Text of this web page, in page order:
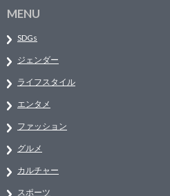
MENU
SDGs
ジェンダー
ライフスタイル
エンタメ
ファッション
グルメ
カルチャー
スポーツ